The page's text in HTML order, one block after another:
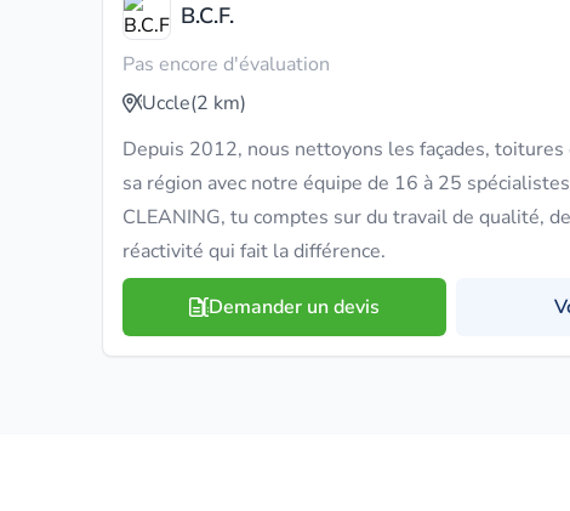
B.C.F.
Pas encore d'évaluation
Uccle(2 km)
Depuis 2012, nous nettoyons les façades,
sa région avec notre équipe de 16 à 25
CLEANING, tu comptes sur du travail de qualité,
réactivité qui fait la différence.
Demander un devis